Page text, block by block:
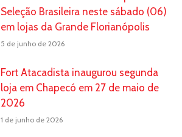
Seleção Brasileira neste sábado (06)
em lojas da Grande Florianópolis
5 de junho de 2026
Fort Atacadista inaugurou segunda
loja em Chapecó em 27 de maio de
2026
1 de junho de 2026